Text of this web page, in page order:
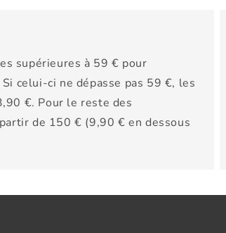
supérieures à 59 € pour
celui-ci ne dépasse pas 59 €, les
€. Pour le reste des
de 150 € (9,90 € en dessous